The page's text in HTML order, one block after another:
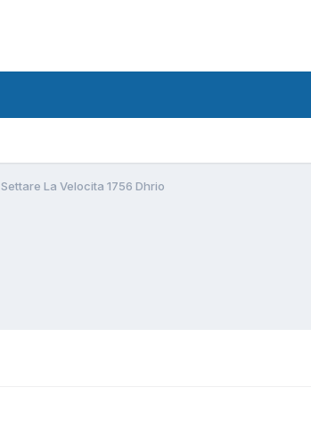
Settare La Velocita 1756 Dhrio